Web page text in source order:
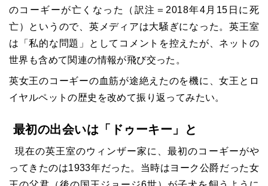
のコーギーが亡くなった（訳注＝ 2018年4 月 15 日に死
亡）というので、英メディアは大騒ぎになった。英王室
は「私的な問題」としてコメントを控えたが、ネットの
世界も含めて関連の情報が飛び交った。
英女王のコーギーの血筋が途絶えたのを機に、女王とロ
イヤルペットの歴史を改めて振り返ってみたい。
最初の出会いは「ドゥーキー」と
現在の英王室のウィンザー家に、最初のコーギーがや
ってきたのは1933年だった。当時はヨーク公爵だった女